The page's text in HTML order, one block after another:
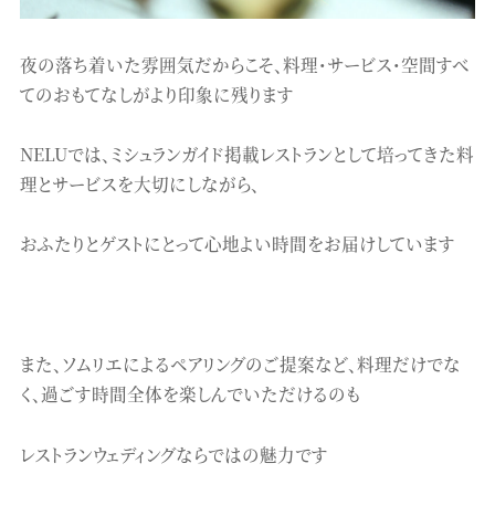
夜の落ち着いた雰囲気だからこそ、料理・サービス・空間すべ
てのおもてなしがより印象に残ります
NELUでは、ミシュランガイド掲載レストランとして培ってきた料
理とサービスを大切にしながら、
おふたりとゲストにとって心地よい時間をお届けしています
また、ソムリエによるペアリングのご提案など、料理だけでな
く、過ごす時間全体を楽しんでいただけるのも
レストランウェディングならではの魅力です